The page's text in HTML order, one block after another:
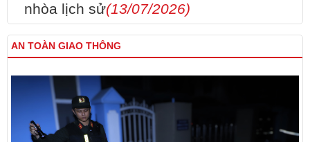
nhòa lịch sử(13/07/2026)
AN TOÀN GIAO THÔNG